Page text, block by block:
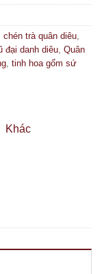
chén trà quân diêu
đại danh diêu Quân
tinh hoa gốm sứ
Copy
Khác